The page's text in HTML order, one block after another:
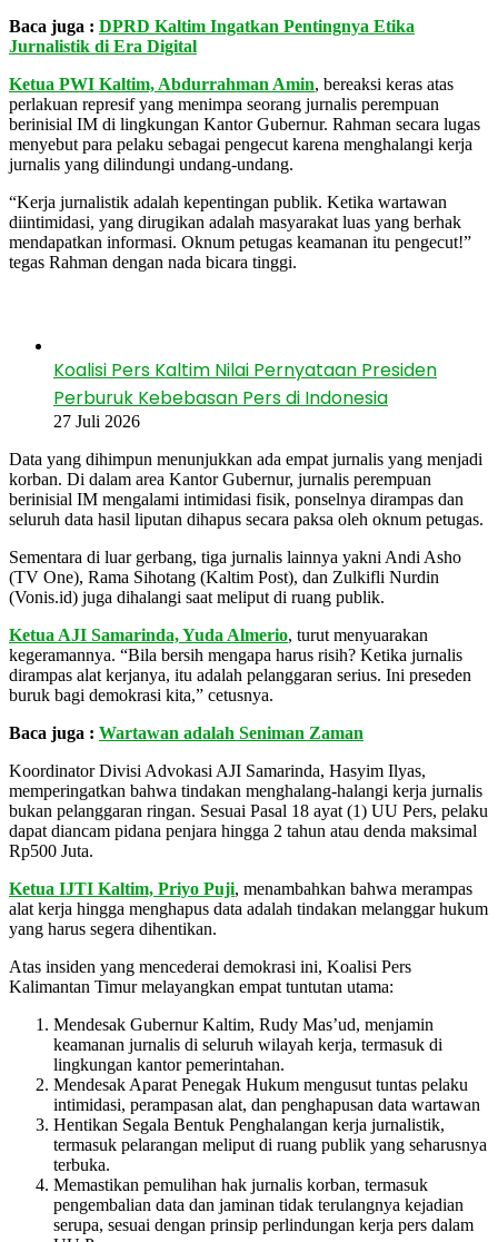
Baca juga : DPRD Kaltim Ingatkan Pentingnya Etika
Jurnalistik di Era Digital
Ketua PWI Kaltim, Abdurrahman Amin, bereaksi keras atas
perlakuan represif yang menimpa seorang jurnalis perempuan
berinisial IM di lingkungan Kantor Gubernur. Rahman secara lugas
menyebut para pelaku sebagai pengecut karena menghalangi kerja
jurnalis yang dilindungi undang-undang.
“Kerja jurnalistik adalah kepentingan publik. Ketika wartawan
diintimidasi, yang dirugikan adalah masyarakat luas yang berhak
mendapatkan informasi. Oknum petugas keamanan itu pengecut!”
tegas Rahman dengan nada bicara tinggi.
Koalisi Pers Kaltim Nilai Pernyataan Presiden
Perburuk Kebebasan Pers di Indonesia
27 Juli 2026
Data yang dihimpun menunjukkan ada empat jurnalis yang menjadi
korban. Di dalam area Kantor Gubernur, jurnalis perempuan
berinisial IM mengalami intimidasi fisik, ponselnya dirampas dan
seluruh data hasil liputan dihapus secara paksa oleh oknum petugas.
Sementara di luar gerbang, tiga jurnalis lainnya yakni Andi Asho
(TV One), Rama Sihotang (Kaltim Post), dan Zulkifli Nurdin
(Vonis.id) juga dihalangi saat meliput di ruang publik.
Ketua AJI Samarinda, Yuda Almerio, turut menyuarakan
kegeramannya. “Bila bersih mengapa harus risih? Ketika jurnalis
dirampas alat kerjanya, itu adalah pelanggaran serius. Ini preseden
buruk bagi demokrasi kita,” cetusnya.
Baca juga : Wartawan adalah Seniman Zaman
Koordinator Divisi Advokasi AJI Samarinda, Hasyim Ilyas,
memperingatkan bahwa tindakan menghalang-halangi kerja jurnalis
bukan pelanggaran ringan. Sesuai Pasal 18 ayat (1) UU Pers, pelaku
dapat diancam pidana penjara hingga 2 tahun atau denda maksimal
Rp500 Juta.
Ketua IJTI Kaltim, Priyo Puji, menambahkan bahwa merampas
alat kerja hingga menghapus data adalah tindakan melanggar hukum
yang harus segera dihentikan.
Atas insiden yang mencederai demokrasi ini, Koalisi Pers
Kalimantan Timur melayangkan empat tuntutan utama:
Mendesak Gubernur Kaltim, Rudy Mas’ud, menjamin
keamanan jurnalis di seluruh wilayah kerja, termasuk di
lingkungan kantor pemerintahan.
Mendesak Aparat Penegak Hukum mengusut tuntas pelaku
intimidasi, perampasan alat, dan penghapusan data wartawan
Hentikan Segala Bentuk Penghalangan kerja jurnalistik,
termasuk pelarangan meliput di ruang publik yang seharusnya
terbuka.
Memastikan pemulihan hak jurnalis korban, termasuk
pengembalian data dan jaminan tidak terulangnya kejadian
serupa, sesuai dengan prinsip perlindungan kerja pers dalam